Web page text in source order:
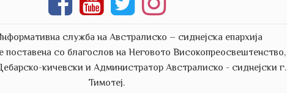
служба на Австралиско – сиднејска епархија
поставена со благослов на Неговото Високопреосвештенство,
кичевски и Aдминистратор Австралиско - сиднејски г.
Тимотеј.